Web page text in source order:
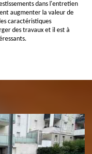
dans l'entretien
augmenter la valeur de
caractéristiques
des travaux et il est à